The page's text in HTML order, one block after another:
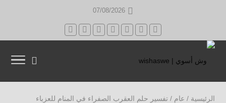
07/08/2026
الرئيسية / عام / تفسير حلم العقرب الصفراء في المنام للعزباء